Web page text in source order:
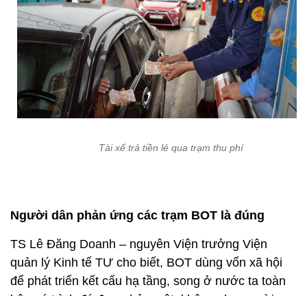
Tài xế trả tiền lẻ qua trạm thu phí
Người dân phản ứng các trạm BOT là đúng
TS Lê Đăng Doanh – nguyên Viện trưởng Viện
quản lý Kinh tế TƯ cho biết, BOT dùng vốn xã hội
để phát triển kết cấu hạ tầng, song ở nước ta toàn